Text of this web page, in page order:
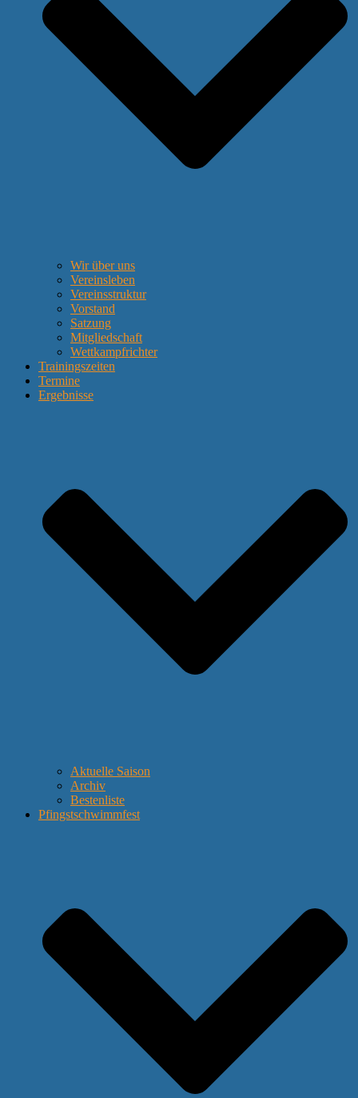
Wir über uns
Vereinsleben
Vereinsstruktur
Vorstand
Satzung
Mitgliedschaft
Wettkampfrichter
Trainingszeiten
Termine
Ergebnisse
Aktuelle Saison
Archiv
Bestenliste
Pfingstschwimmfest